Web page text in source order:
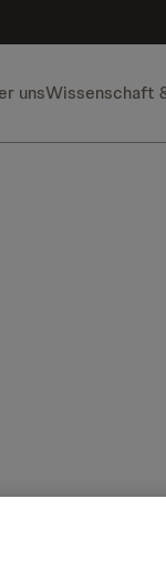
unsWissenschaft